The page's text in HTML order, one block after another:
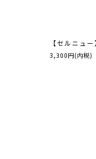
【セルニュ
3,300円(内税)